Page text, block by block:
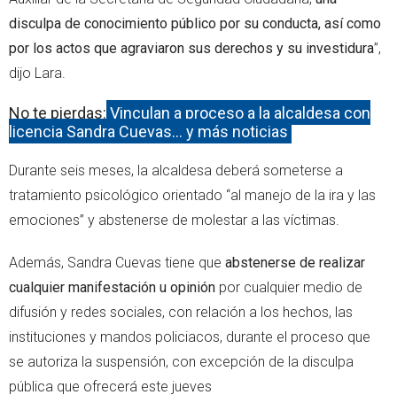
disculpa de conocimiento público por su conducta, así como
por los actos que agraviaron sus derechos y su investidura”,
dijo Lara.
No te pierdas: Vinculan a proceso a la alcaldesa con
licencia Sandra Cuevas… y más noticias
Durante seis meses, la alcaldesa deberá someterse a
tratamiento psicológico orientado “al manejo de la ira y las
emociones” y abstenerse de molestar a las víctimas.
Además, Sandra Cuevas tiene que abstenerse de realizar
cualquier manifestación u opinión por cualquier medio de
difusión y redes sociales, con relación a los hechos, las
instituciones y mandos policiacos, durante el proceso que
se autoriza la suspensión, con excepción de la disculpa
pública que ofrecerá este jueves